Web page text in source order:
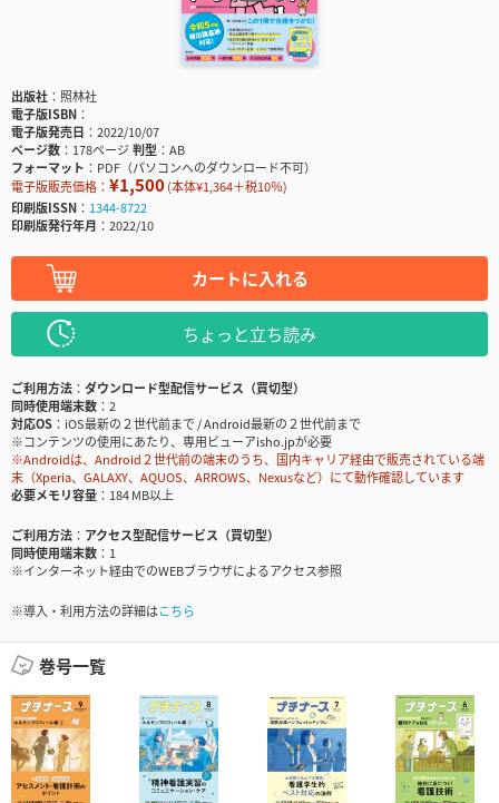
出版社
照林社
電子版ISBN
電子版発売日
2022/10/07
ページ数
178ページ判型
AB
フォーマット
PDF（パソコンへのダウンロード不可）
電子版販売価格： ¥1,500(本体¥1,364＋税10％)
印刷版ISSN
1344-8722
印刷版発行年月
2022/10
カートに入れる
ちょっと立ち読み
ご利用方法
ダウンロード型配信サービス（買切型）
同時使用端末数
2
対応OS
iOS最新の２世代前まで / Android最新の２世代前まで
※コンテンツの使用にあたり、専用ビューアisho.jpが必要
※Androidは、Android２世代前の端末のうち、国内キャリア経由で販売されている端
末（Xperia、GALAXY、AQUOS、ARROWS、Nexusなど）にて動作確認しています
必要メモリ容量
184 MB以上
ご利用方法
アクセス型配信サービス（買切型）
同時使用端末数
1
※インターネット経由でのWEBブラウザによるアクセス参照
※導入・利用方法の詳細はこちら
巻号一覧